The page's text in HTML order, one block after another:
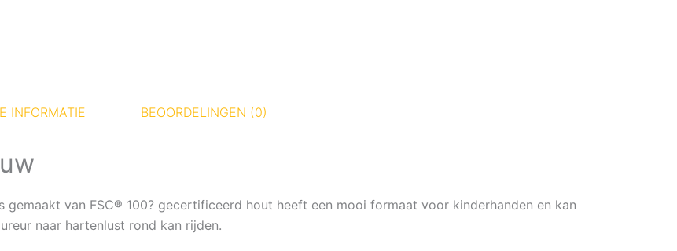
INFORMATIE BEOORDELINGEN (0)
gemaakt van FSC® 100? gecertificeerd hout heeft een mooi formaat voor kinderhanden en kan
naar hartenlust rond kan rijden.